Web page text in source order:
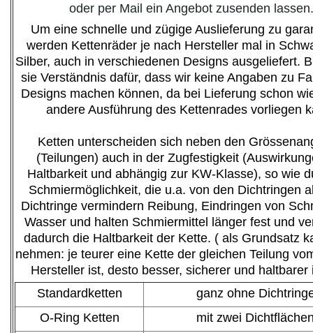
oder per Mail ein Angebot zusenden lassen.
Um eine schnelle und zügige Auslieferung zu
werden Kettenräder je nach Hersteller mal in
Silber, auch in verschiedenen Designs ausgeliefert.
sie Verständnis dafür, dass wir keine Angaben zu
Designs machen können, da bei Lieferung schon
andere Ausführung des Kettenrades vorliegen
Ketten unterscheiden sich neben den
(Teilungen) auch in der Zugfestigkeit
Haltbarkeit und abhängig zur KW-Klasse), so wie
Schmiermöglichkeit, die u.a. von den Dichtringen
Dichtringe vermindern Reibung, Eindringen von
Wasser und halten Schmiermittel länger fest und
dadurch die Haltbarkeit der Kette. ( als Grundsatz
nehmen: je teurer eine Kette der gleichen Teilung
Hersteller ist, desto besser, sicherer und haltbarer
Standardketten
ganz ohne
O-Ring Ketten
mit zwei